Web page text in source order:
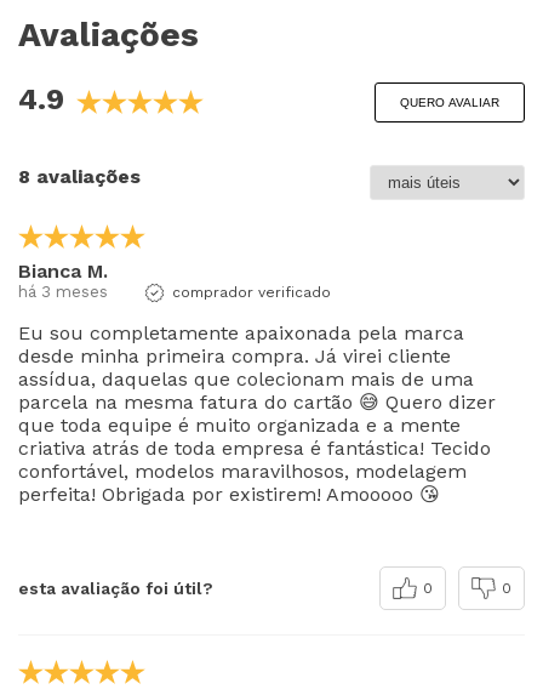
Avaliações
4.9 QUERO AVALIAR
8 avaliações
Bianca M.
há 3 meses comprador verificado
Eu sou completamente apaixonada pela marca
desde minha primeira compra. Já virei cliente
assídua, daquelas que colecionam mais de uma
parcela na mesma fatura do cartão 😅 Quero dizer
que toda equipe é muito organizada e a mente
criativa atrás de toda empresa é fantástica! Tecido
confortável, modelos maravilhosos, modelagem
perfeita! Obrigada por existirem! Amooooo 😘
esta avaliação foi útil? 0 0